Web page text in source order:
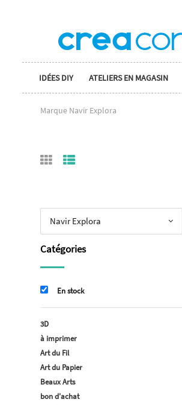
IDÉES DIY ATELIERS EN MAGASIN
Marque Navir Explora
Navir Explora
Catégories
En stock
3D
à imprimer
Art du Fil
Art du Papier
Beaux Arts
bon d'achat